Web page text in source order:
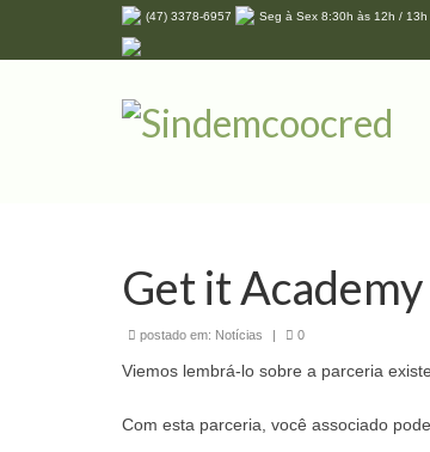
(47) 3378-6957 Seg à Sex 8:30h às 12h / 13h
Get it
postado em: Notícias | 0
Viemos lembrá-lo sobre a parceria
Com esta parceria, você associado